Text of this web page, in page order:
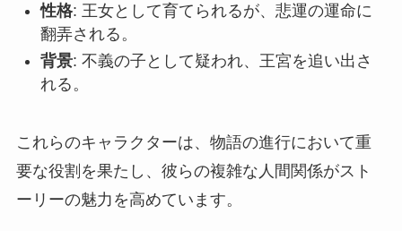
性格: 王女として育てられるが、悲運の運命に
翻弄される。
背景: 不義の子として疑われ、王宮を追い出さ
れる。
これらのキャラクターは、物語の進行において重
要な役割を果たし、彼らの複雑な人間関係がスト
ーリーの魅力を高めています。